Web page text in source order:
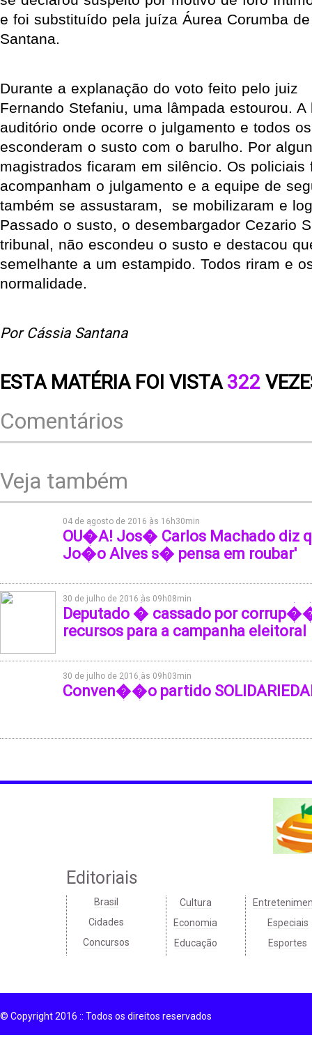
e foi substituído pela juíza Áurea Corumba de
Santana.
Durante a explanação do voto feito pelo juiz
Fernando Stefaniu, uma lâmpada estourou.
auditório onde ocorre o julgamento e todos
esconderam o susto com o barulho. Por
magistrados ficaram em silêncio. Os policiais
acompanham o julgamento e a equipe de
também se assustaram, se mobilizaram e
Passado o susto, o desembargador Cezario
tribunal, não escondeu o susto e destacou
semelhante a um estampido. Todos riram e
normalidade.
Por Cássia Santana
ESTA MATÉRIA FOI VISTA322
Comentários
Veja também
04 de agosto de 2016 às 16h30min
OU�A! Jos� Carlos Machado diz
Jo�o Alves s� pensa em roubar'
30 de julho de 2016 às 09h08min
Deputado � cassado por
recursos para a campanha eleitoral
30 de julho de 2016 às 09h03min
Conven��o partido
Editoriais
Brasil
Cidades
Concursos
Cultura
Economia
Educação
Especiais
Esportes
© Copyright 2016 :: Todos os direitos reservados